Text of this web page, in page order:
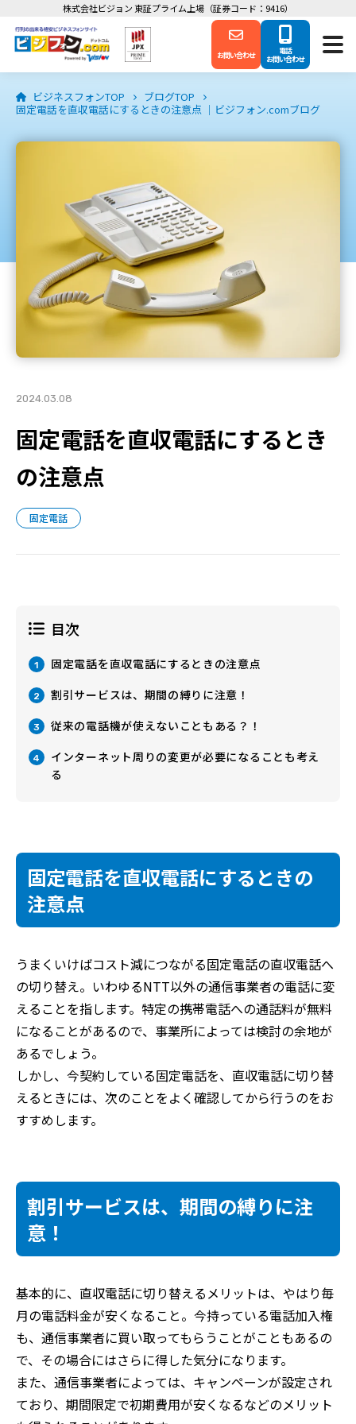
株式会社ビジョン 東証プライム上場（証券コード：9416）
お問い合わせ 電話
お問い合わせ
ビジネスフォンTOP
ブログTOP
固定電話を直収電話にするときの注意点 ｜ビジフォン.comブログ
2024.03.08
固定電話を直収電話にするとき
の注意点
固定電話
目次
1 固定電話を直収電話にするときの注意点
2 割引サービスは、期間の縛りに注意！
3 従来の電話機が使えないこともある？！
4
インターネット周りの変更が必要になることも考え
る
固定電話を直収電話にするときの
注意点
うまくいけばコスト減につながる固定電話の直収電話へ
の切り替え。いわゆるNTT以外の通信事業者の電話に変
えることを指します。特定の携帯電話への通話料が無料
になることがあるので、事業所によっては検討の余地が
あるでしょう。
しかし、今契約している固定電話を、直収電話に切り替
えるときには、次のことをよく確認してから行うのをお
すすめします。
割引サービスは、期間の縛りに注
意！
基本的に、直収電話に切り替えるメリットは、やはり毎
月の電話料金が安くなること。今持っている電話加入権
も、通信事業者に買い取ってもらうことがこともあるの
で、その場合にはさらに得した気分になります。
また、通信事業者によっては、キャンペーンが設定され
ており、期間限定で初期費用が安くなるなどのメリット